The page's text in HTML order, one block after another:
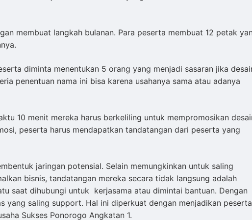
membuat langkah bulanan. Para peserta membuat 12 petak
diminta menentukan 5 orang yang menjadi sasaran jika
penentuan nama ini bisa karena usahanya sama atau adanya
10 menit mereka harus berkeliling untuk mempromosikan
peserta harus mendapatkan tandatangan dari peserta yang
jaringan potensial. Selain memungkinkan untuk saling
bisnis, tandatangan mereka secara tidak langsung adalah
saat dihubungi untuk kerjasama atau dimintai bantuan. Dengan
yang saling support. Hal ini diperkuat dengan menjadikan peserta
Sukses Ponorogo Angkatan 1.